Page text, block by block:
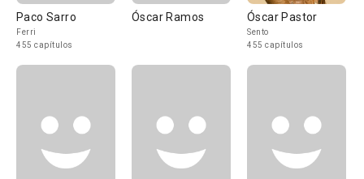
Paco Sarro
Ferri
455 capítulos
Óscar Ramos Óscar Pastor
Sento
455 capítulos